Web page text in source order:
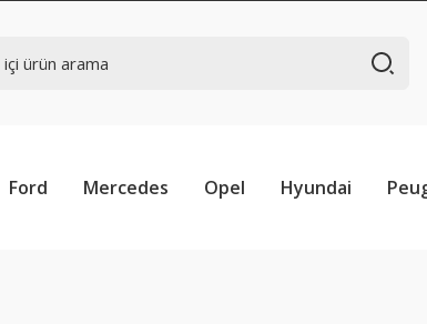
Ford Mercedes Opel Hyundai